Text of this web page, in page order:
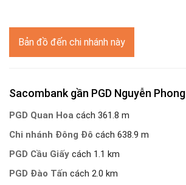
Bản đồ đến chi nhánh này
Sacombank gần PGD Nguyễn
PGD Quan Hoa cách 361.8 m
Chi nhánh Đông Đô cách 638.9 m
PGD Cầu Giấy cách 1.1 km
PGD Đào Tấn cách 2.0 km